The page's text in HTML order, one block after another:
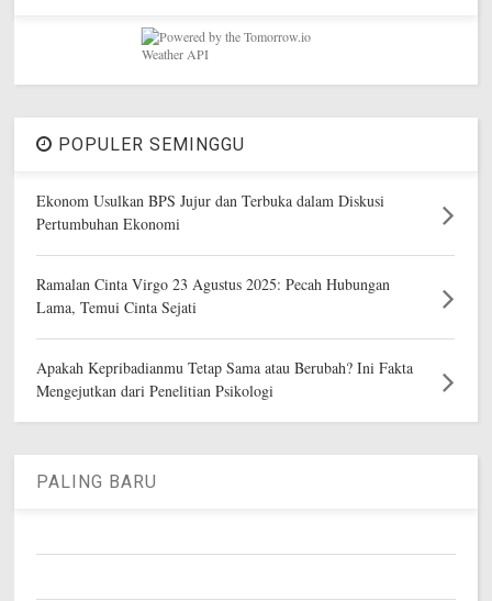
POPULER SEMINGGU
Ekonom Usulkan BPS Jujur dan Terbuka dalam Diskusi
Pertumbuhan Ekonomi
Ramalan Cinta Virgo 23 Agustus 2025: Pecah Hubungan
Lama, Temui Cinta Sejati
Apakah Kepribadianmu Tetap Sama atau Berubah? Ini Fakta
Mengejutkan dari Penelitian Psikologi
PALING BARU